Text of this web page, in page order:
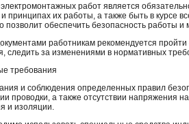
работ является
и принципах их работы, а также быть в
обеспечить безопасность работы
работникам рекомендуется
следить за изменениями в нормативных
требования
и соблюдения определенных правил
проводки, а также отсутствии напряжения
и изоляции.